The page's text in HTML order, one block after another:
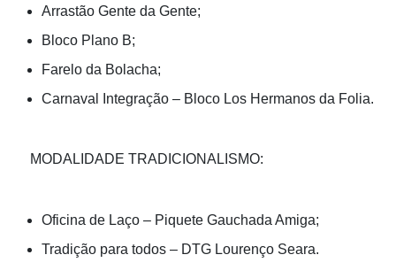
Arrastão Gente da Gente;
Bloco Plano B;
Farelo da Bolacha;
Carnaval Integração – Bloco Los Hermanos da Folia.
MODALIDADE TRADICIONALISMO:
Oficina de Laço – Piquete Gauchada Amiga;
Tradição para todos – DTG Lourenço Seara.